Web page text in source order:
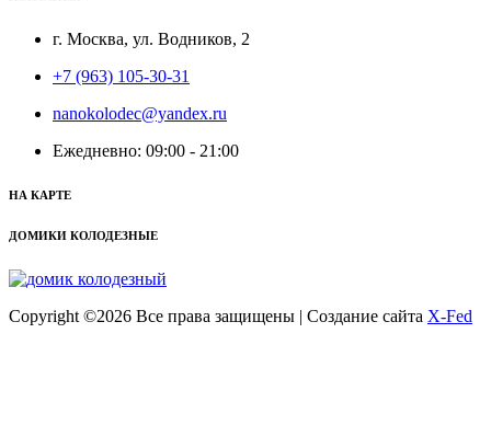
г. Москва, ул. Водников, 2
+7 (963) 105-30-31
nanokolodec@yandex.ru
Ежедневно: 09:00 - 21:00
НА КАРТЕ
ДОМИКИ КОЛОДЕЗНЫЕ
Copyright ©2026 Все права защищены | Создание сайта X-Fed